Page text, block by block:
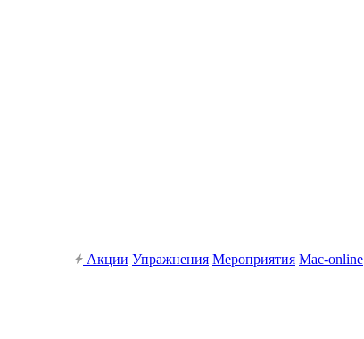
Акции Упражнения Мероприятия Mac-online